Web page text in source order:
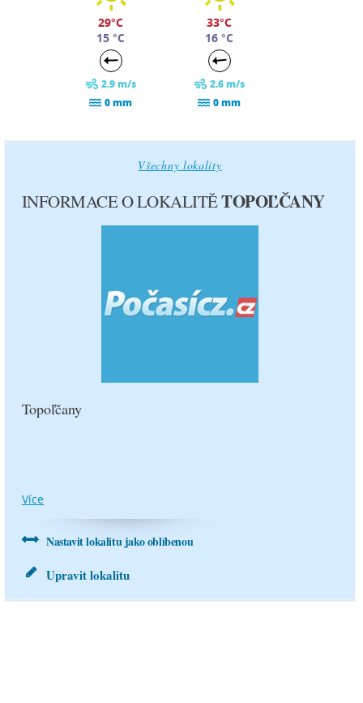
29°C
15 °C
2.9 m/s
0 mm
33°C
16 °C
2.6 m/s
0 mm
úterý
33°C
4.8 m/s
0 mm
středa
12.8.
26°C
0 mm
Všechny lokality
INFORMACE O LOKALITĚTOPOĽČANY
Topoľčany
Více
Nastavit lokalitu jako oblíbenou
Upravit lokalitu